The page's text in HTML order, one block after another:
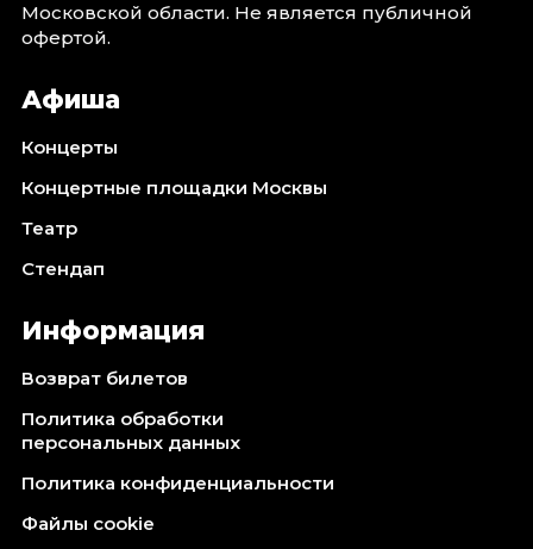
Московской области. Не является публичной
офертой.
Афиша
Концерты
Концертные площадки Москвы
Театр
Стендап
Информация
Возврат билетов
Политика обработки
персональных данных
Политика конфиденциальности
Файлы cookie